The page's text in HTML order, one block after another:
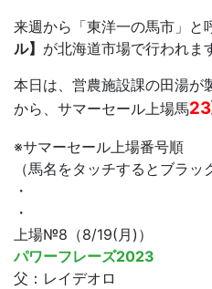
来週から「東洋一の馬市」と
ル】 が北海道市場で行われま
本日は、営農施設課の田湯が
から、サマーセール上場馬23
※サマーセール上場番号順
（馬名をタッチするとブラッ
・
・
上場№8（8/19(月)）
パワーフレーズ2023
父：レイデオロ